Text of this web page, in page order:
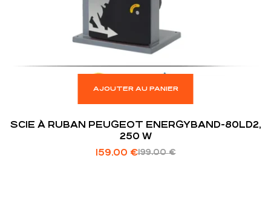
AJOUTER AU PANIER
SCIE À RUBAN PEUGEOT ENERGYBAND-80LD2,
250 W
199.00€
159.00 €